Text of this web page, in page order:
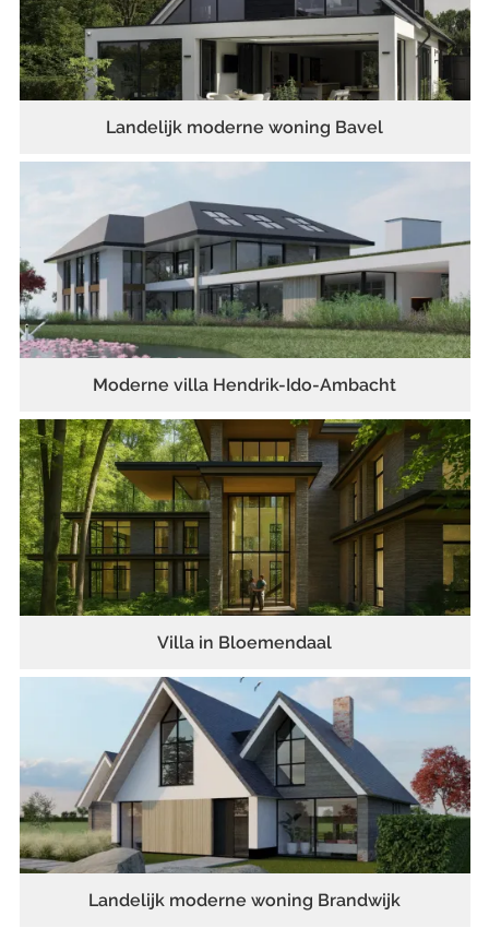
Landelijk moderne woning Bavel
Moderne villa Hendrik-Ido-Ambacht
Villa in Bloemendaal
Landelijk moderne woning Brandwijk